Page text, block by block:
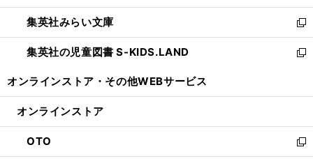
開
く
ウ
で
開
く
ン
ド
ウ
で
ウ
ィ
ン
ド
開
集英社みらい文庫
新
し
い
ン
ウ
で
開
集英社の児童図書 S-KIDS.LAND
新
ウ
ン
ド
ウ
オンラインストア・ その他WEBサービス
オンラインストア
OTO
新